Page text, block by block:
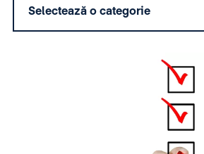
Selectează o categorie